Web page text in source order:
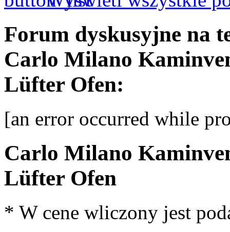
Forum dyskusyjne na
Carlo Milano
Lüfter Ofen:
[an error occurred while
Carlo Milano
Lüfter Ofen
* W cene wliczony jest